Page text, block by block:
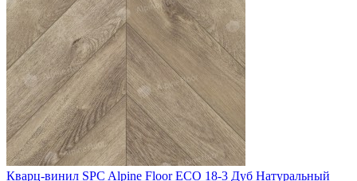
Кварц-винил SPC Alpine Floor ECO 18-3 Дуб Натуральный